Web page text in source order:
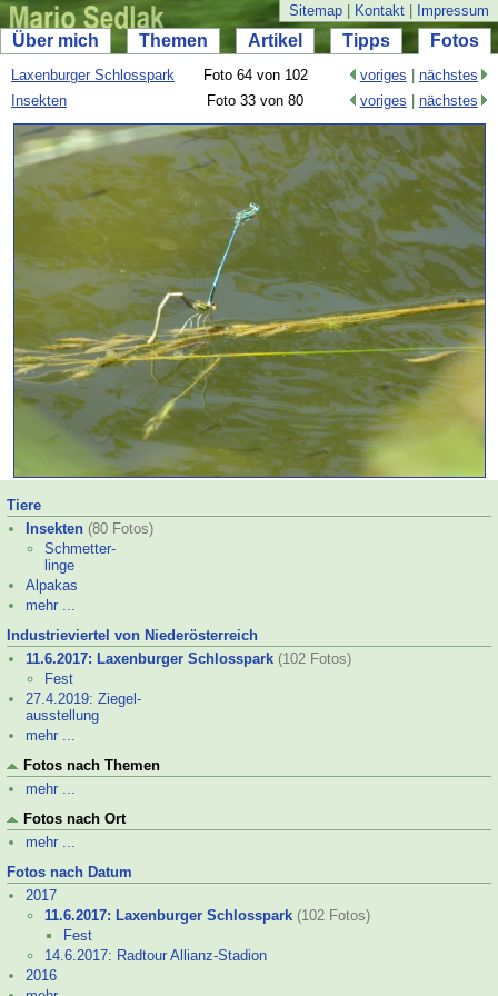
Sitemap Kontakt Impressum
Über mich Themen Artikel Tipps Fotos
Laxenburger Schlosspark Foto 64 von 102 voriges
nächstes
Insekten
Foto 33 von 80 voriges nächstes
Tiere
Insekten (80 Fotos)
Schmetter-
linge
Alpakas
mehr ...
Industrieviertel von Niederösterreich
11.6.2017: Laxenburger Schlosspark (102 Fotos)
Fest
27.4.2019: Ziegel-
ausstellung
mehr ...
Fotos nach Themen
mehr ...
Fotos nach Ort
mehr ...
Fotos nach Datum
2017
11.6.2017: Laxenburger Schlosspark (102 Fotos)
Fest
14.6.2017: Radtour Allianz-Stadion
2016